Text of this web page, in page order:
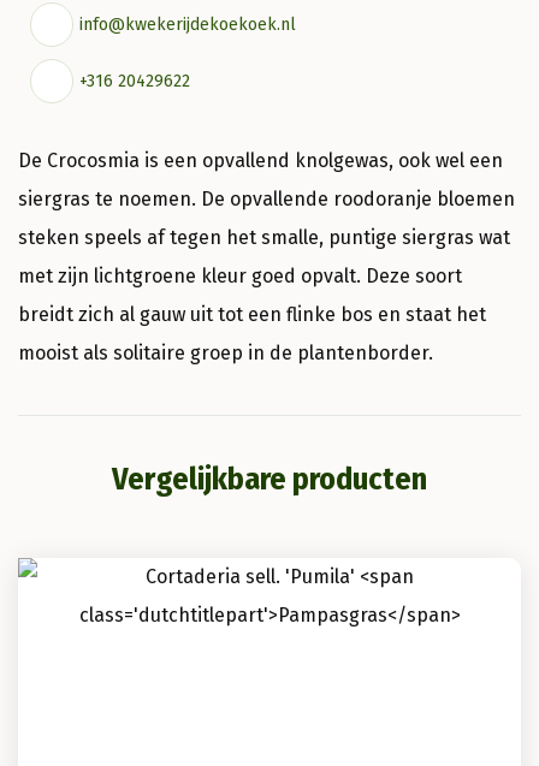
info@kwekerijdekoekoek.nl
+316 20429622
De Crocosmia is een opvallend knolgewas, ook wel een
siergras te noemen. De opvallende roodoranje bloemen
steken speels af tegen het smalle, puntige siergras wat
met zijn lichtgroene kleur goed opvalt. Deze soort
breidt zich al gauw uit tot een flinke bos en staat het
mooist als solitaire groep in de plantenborder.
Vergelijkbare producten